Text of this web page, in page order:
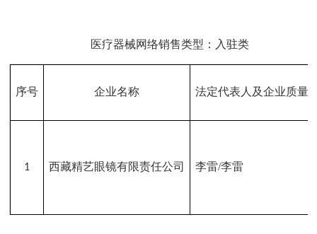
医疗器械网络销售类型：入驻类
序号 企业名称 法定代表人及企业质量
1 西藏精艺眼镜有限责任公司 李雷/李雷